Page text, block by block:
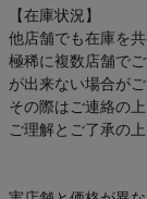
【在庫状況】
他店舗でも在庫を
極稀に複数店舗で
が出来ない場合がご
その際はご連絡の
ご理解とご了承の